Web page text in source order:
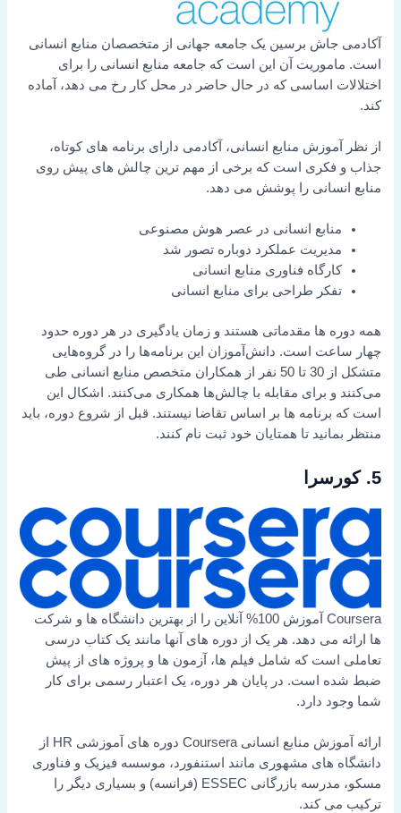
آکادمی جاش برسین یک جامعه جهانی از متخصصان منابع انسانی
است. ماموریت آن این است که جامعه منابع انسانی را برای
اختلالات اساسی که در حال حاضر در محل کار رخ می دهد، آماده
کند.
از نظر آموزش منابع انسانی، آکادمی دارای برنامه های کوتاه،
جذاب و فکری است که برخی از مهم ترین چالش های پیش روی
منابع انسانی را پوشش می دهد.
منابع انسانی در عصر هوش مصنوعی
مدیریت عملکرد دوباره تصور شد
کارگاه فناوری منابع انسانی
تفکر طراحی برای منابع انسانی
همه دوره ها مقدماتی هستند و زمان یادگیری در هر دوره حدود
چهار ساعت است. دانش‌آموزان این برنامه‌ها را در گروه‌هایی
متشکل از 30 تا 50 نفر از همکاران متخصص منابع انسانی طی
می‌کنند و برای مقابله با چالش‌ها همکاری می‌کنند. اشکال این
است که برنامه ها بر اساس تقاضا نیستند. قبل از شروع دوره، باید
منتظر بمانید تا همتایان خود ثبت نام کنند.
5. کورسرا
Coursera آموزش 100% آنلاین را از بهترین دانشگاه ها و شرکت
ها ارائه می دهد. هر یک از دوره های آنها مانند یک کتاب درسی
تعاملی است که شامل فیلم ها، آزمون ها و پروژه های از پیش
ضبط شده است. در پایان هر دوره، یک اعتبار رسمی برای کار
شما وجود دارد.
ارائه آموزش منابع انسانی Coursera دوره های آموزشی HR از
دانشگاه های مشهوری مانند استنفورد، موسسه فیزیک و فناوری
مسکو، مدرسه بازرگانی ESSEC (فرانسه) و بسیاری دیگر را
ترکیب می کند.